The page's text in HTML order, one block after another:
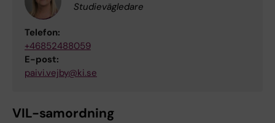
Studievägledare
Telefon:
+46852488059
E-post:
paivi.vejby@ki.se
VIL-samordning